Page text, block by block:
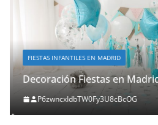
FIESTAS INFANTILES EN MADRID
Decoración Fiestas en Madrid
P6zwncxIdbTW0Fy3U8cBcOG